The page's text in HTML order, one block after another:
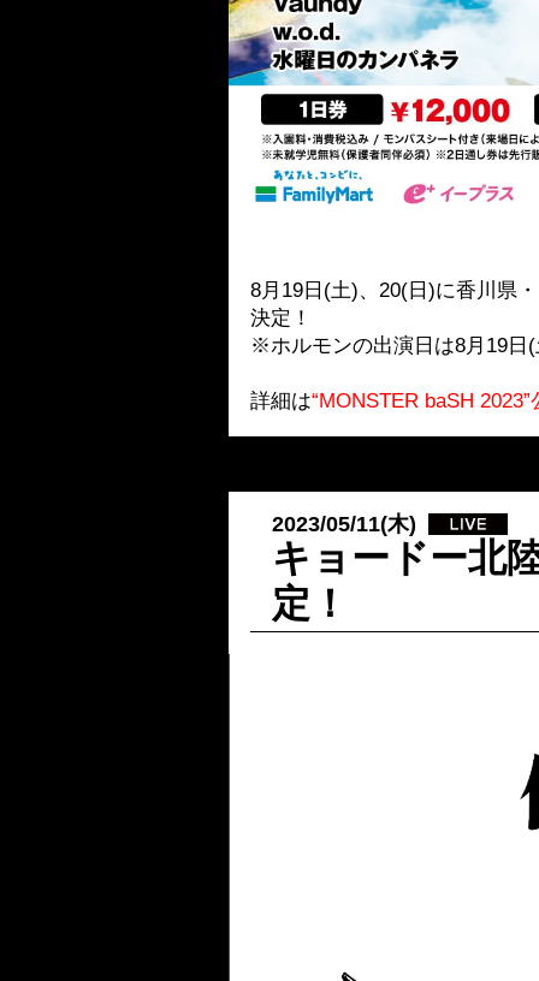
8月19日(土)、20(日)に香川県
決定！
※ホルモンの出演日は8月19日
詳細は“MONSTER baSH
2023/05/11(木)
キョードー北
定！